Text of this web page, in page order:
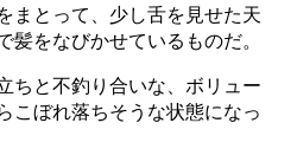
まとって、少し舌を見せた天
をなびかせているものだ。
ちと不釣り合いな、ボリュー
こぼれ落ちそうな状態になっ